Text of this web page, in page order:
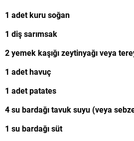
1 adet kuru soğan
1 diş sarımsak
2 yemek kaşığı zeytinyağı veya
1 adet havuç
1 adet patates
4 su bardağı tavuk suyu (veya
1 su bardağı süt